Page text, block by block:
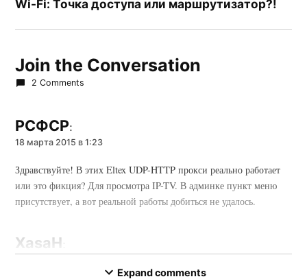
Wi-Fi: Точка доступа или маршрутизатор?!
Join the Conversation
2 Comments
РСФСР:
18 марта 2015 в 1:23
Здравствуйте! В этих Eltex UDP-HTTP прокси реально работает
или это фикция? Для просмотра IP-TV. В админке пункт меню
присутствует, а вот реальной работы добиться не удалось.
XasaH
Expand comments